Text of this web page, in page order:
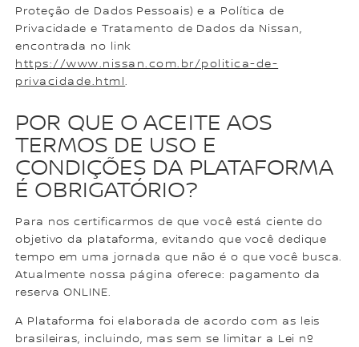
Proteção de Dados Pessoais) e a Política de
Privacidade e Tratamento de Dados da Nissan,
encontrada no link
https://www.nissan.com.br/politica-de-
privacidade.html.
POR QUE O ACEITE AOS
TERMOS DE USO E
CONDIÇÕES DA PLATAFORMA
É OBRIGATÓRIO?
Para nos certificarmos de que você está ciente do
objetivo da plataforma, evitando que você dedique
tempo em uma jornada que não é o que você busca.
Atualmente nossa página oferece: pagamento da
reserva ONLINE.
A Plataforma foi elaborada de acordo com as leis
brasileiras, incluindo, mas sem se limitar a Lei nº